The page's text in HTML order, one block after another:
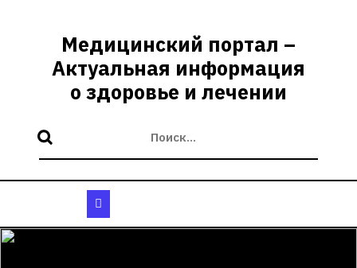
содержимомуМедицинский портал –
Актуальная информация
о здоровье и лечении